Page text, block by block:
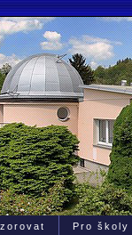
Pro školy